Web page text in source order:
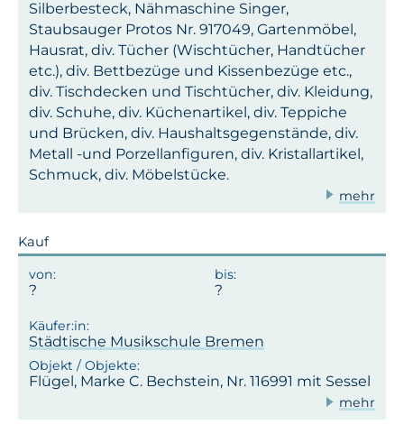
Silberbesteck, Nähmaschine Singer,
Staubsauger Protos Nr. 917049, Gartenmöbel,
Hausrat, div. Tücher (Wischtücher, Handtücher
etc.), div. Bettbezüge und Kissenbezüge etc.,
div. Tischdecken und Tischtücher, div. Kleidung,
div. Schuhe, div. Küchenartikel, div. Teppiche
und Brücken, div. Haushaltsgegenstände, div.
Metall -und Porzellanfiguren, div. Kristallartikel,
Schmuck, div. Möbelstücke.
mehr
Kauf
Städtische Musikschule Bremen
Flügel, Marke C. Bechstein, Nr. 116991 mit Sessel
mehr